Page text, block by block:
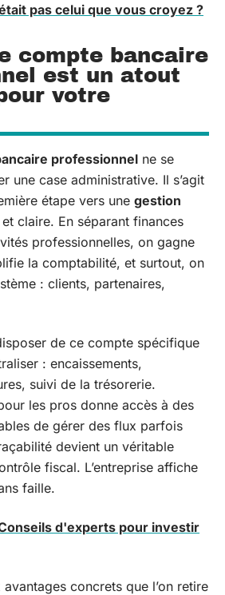
pas celui que vous croyez ?
compte bancaire
est un atout
votre
professionnel ne se
une case administrative. Il s’agit
étape vers une gestion
claire. En séparant finances
professionnelles, on gagne
la comptabilité, et surtout, on
: clients, partenaires,
de ce compte spécifique
: encaissements,
suivi de la trésorerie.
les pros donne accès à des
de gérer des flux parfois
devient un véritable
fiscal. L’entreprise affiche
faille.
d'experts pour investir
concrets que l’on retire